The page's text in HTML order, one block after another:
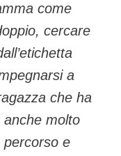
come
cercare
a
che ha
anche molto
percorso e